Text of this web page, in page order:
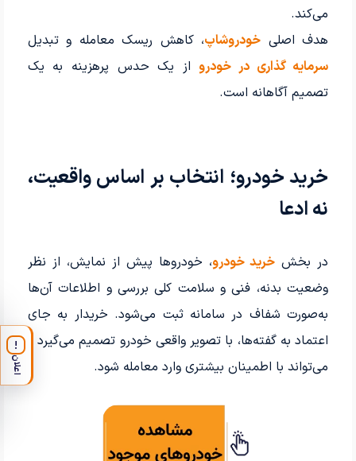
می‌کند.
هدف اصلی خودروشاپ، کاهش ریسک معامله و تبدیل
سرمایه گذاری در خودرواز یک حدس پرهزینه به یک
تصمیم آگاهانه است.
خرید خودرو؛ انتخاب بر اساس واقعیت،
نه ادعا
در بخش خرید خودرو، خودروها پیش از نمایش، از نظر
وضعیت بدنه، فنی و سلامت کلی بررسی و اطلاعات آن‌ها
به‌صورت شفاف در سامانه ثبت می‌شود. خریدار به جای
اعتماد به گفته‌ها، با تصویر واقعی خودرو تصمیم می‌گیرد و
می‌تواند با اطمینان بیشتری وارد معامله شود.
!
اعلان